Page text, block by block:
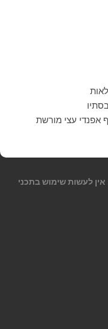
אפנדי עצי מורשת
לעשות שימוש בתכני